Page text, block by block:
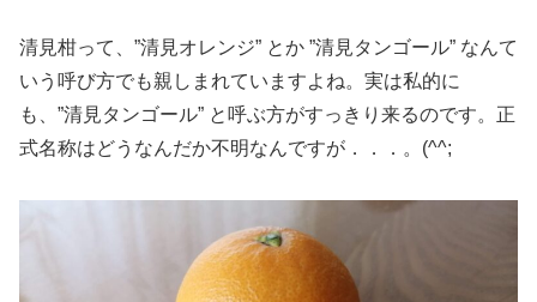
清見柑って、”清見オレンジ” とか ”清見タンゴール” なんて
いう呼び方でも親しまれていますよね。実は私的に
も、”清見タンゴール” と呼ぶ方がすっきり来るのです。正
式名称はどうなんだか不明なんですが．．．。(^^;